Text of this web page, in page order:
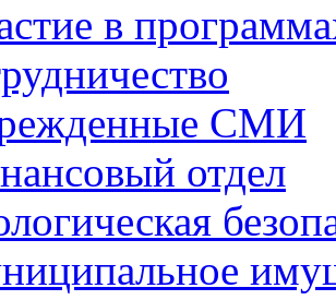
в
СМИ
отдел